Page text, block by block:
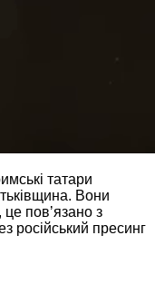
татари
Вони
повʼязано з
російський пресинг